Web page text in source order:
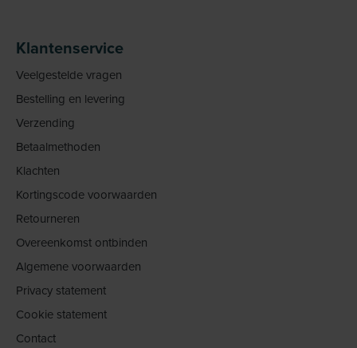
Klantenservice
Veelgestelde vragen
Bestelling en levering
Verzending
Betaalmethoden
Klachten
Kortingscode voorwaarden
Retourneren
Overeenkomst ontbinden
Algemene voorwaarden
Privacy statement
Cookie statement
Contact